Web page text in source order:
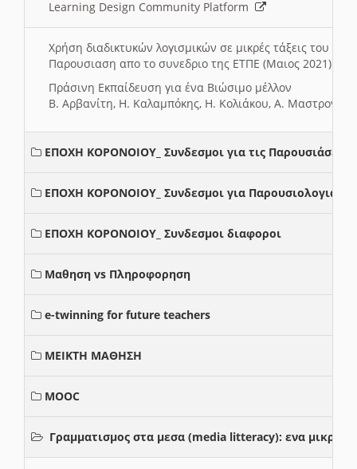
Learning Design Community Platform
Χρήση διαδικτυκών λογισμικών σε μικρές τάξεις του
Παρουσιαση απο το συνεδριο της ΕΤΠΕ (Μαιος 2021)
Πράσινη Εκπαίδευση για ένα Βιώσιμο μέλλον
Β. Αρβανίτη, Η. Καλαμπόκης, Η. Κολιάκου, Α.
ΕΠΟΧΗ ΚΟΡΟΝΟΙΟΥ_ Συνδεσμοι για τις Παρουσιάσεις
ΕΠΟΧΗ ΚΟΡΟΝΟΙΟΥ_ Συνδεσμοι για Παρουσιολογια
ΕΠΟΧΗ ΚΟΡΟΝΟΙΟΥ_ Συνδεσμοι διαφοροι
Μαθηση vs Πληροφορηση
e-twinning for future teachers
ΜΕΙΚΤΗ ΜΑΘΗΣΗ
MOOC
Γραμματισμος στα μεσα (media litteracy): ενα μικρο